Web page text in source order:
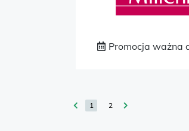
Promocja ważna
1 2